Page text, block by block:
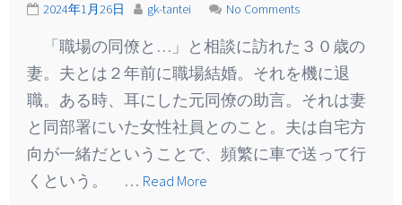
2024年1月26日 gk-tantei No Comments
「職場の同僚と…」と相談に訪れた３０歳の
妻。夫とは２年前に職場結婚。それを機に退
職。ある時、耳にした元同僚の助言。それは妻
と同部署にいた女性社員とのこと。夫は自宅方
向が一緒だということで、頻繁に車で送って行
くという。 … Read More